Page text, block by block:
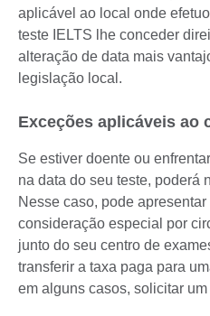
aplicável ao local onde
teste IELTS lhe conceder
alteração de data mais
legislação local.
Exceções aplicáveis ao
Se estiver doente ou
na data do seu teste, poderá
Nesse caso, pode
consideração especial por
junto do seu centro de
transferir a taxa paga para
em alguns casos, solicitar